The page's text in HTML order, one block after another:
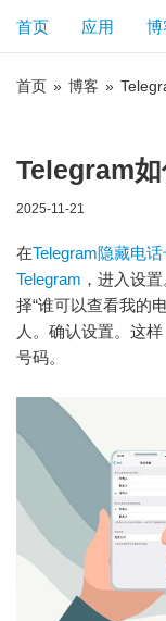
首页 应用 博
首页 » 博客 »
Telegram
2025-11-21
在Telegram隐藏电
Telegram ，进入设
择“谁可以查看我的
人。确认设置。这
号码。